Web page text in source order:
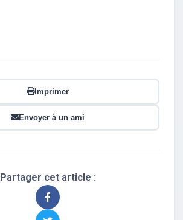
Imprimer
Envoyer à un ami
Partager cet article :